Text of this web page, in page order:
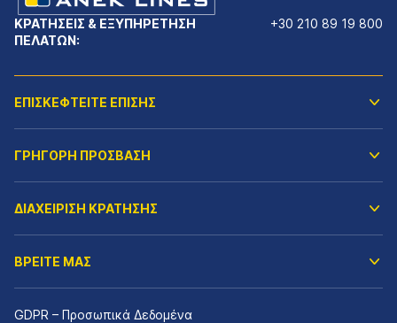
ΚΡΑΤΗΣΕΙΣ & ΕΞΥΠΗΡΕΤΗΣΗ
ΠΕΛΑΤΩΝ:
+30 210 89 19 800
ΕΠΙΣΚΕΦΤΕΙΤΕ ΕΠΙΣΗΣ
ΓΡΗΓΟΡΗ ΠΡΟΣΒΑΣΗ
ΔΙΑΧΕΙΡΙΣΗ ΚΡΑΤΗΣΗΣ
ΒΡΕΙΤΕ ΜΑΣ
GDPR – Προσωπικά Δεδομένα